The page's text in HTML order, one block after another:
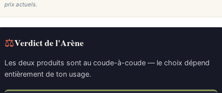
prix actuels.
⚖Verdict de l'Arène
Les deux produits sont au coude-à-coude — le choix dépend
entièrement de ton usage.